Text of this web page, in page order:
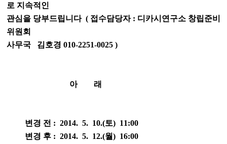
로 지속적인
관심을 당부드립니다 ( 접수담당자 : 디카시연구소 창립준비
위원회
사무국 김호경 010-2251-0025 )
아 래
변경 전 : 2014. 5. 10.(토) 11:00
변경 후 : 2014. 5. 12.(월) 16:00